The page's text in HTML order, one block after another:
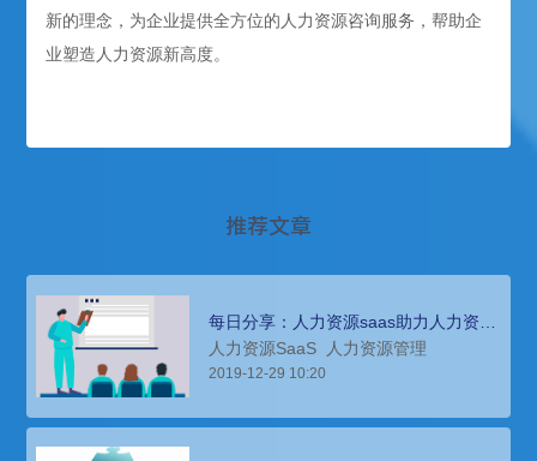
新的理念，为企业提供全方位的人力资源咨询服务，帮助企
业塑造人力资源新高度。
推荐文章
每日分享：人力资源saas助力人力资源
管理流程数字化
人力资源SaaS 人力资源管理
2019-12-29 10:20